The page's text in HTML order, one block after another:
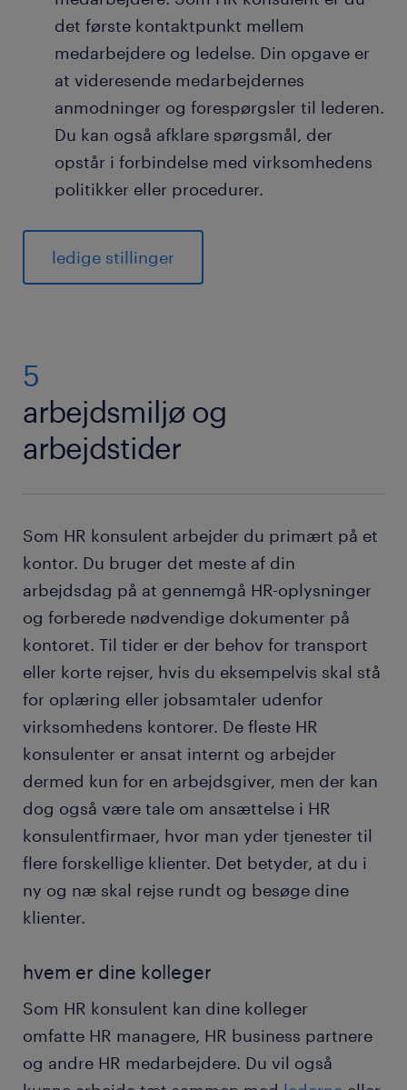
det første kontaktpunkt mellem
medarbejdere og ledelse. Din opgave er
at videresende medarbejdernes
anmodninger og forespørgsler til lederen.
Du kan også afklare spørgsmål, der
opstår i forbindelse med virksomhedens
politikker eller procedurer.
ledige stillinger
5
arbejdsmiljø og
arbejdstider
Som HR konsulent arbejder du primært på et
kontor. Du bruger det meste af din
arbejdsdag på at gennemgå HR-oplysninger
og forberede nødvendige dokumenter på
kontoret. Til tider er der behov for transport
eller korte rejser, hvis du eksempelvis skal stå
for oplæring eller jobsamtaler udenfor
virksomhedens kontorer. De fleste HR
konsulenter er ansat internt og arbejder
dermed kun for en arbejdsgiver, men der kan
dog også være tale om ansættelse i HR
konsulentfirmaer, hvor man yder tjenester til
flere forskellige klienter. Det betyder, at du i
ny og næ skal rejse rundt og besøge dine
klienter.
hvem er dine kolleger
Som HR konsulent kan dine kolleger
omfatte HR managere, HR business partnere
og andre HR medarbejdere. Du vil også